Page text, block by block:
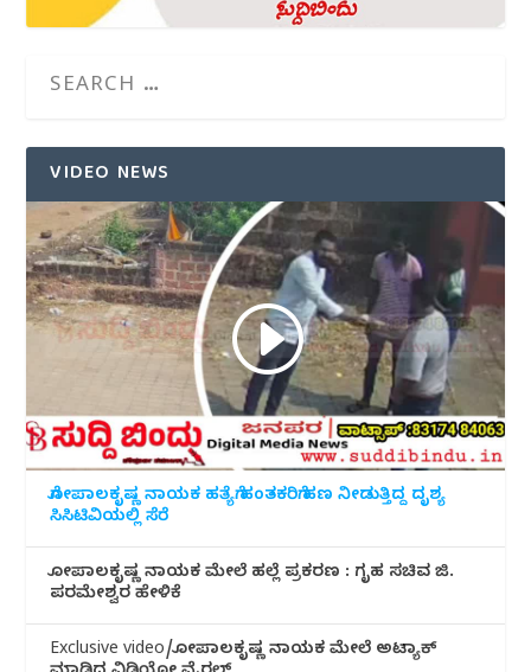
VIDEO NEWS
ಗೋಪಾಲಕೃಷ್ಣ ನಾಯಕ ಹತ್ಯೆಗೆ ಹಂತಕರಿಗೆ ಹಣ ನೀಡುತ್ತಿದ್ದ ದೃಶ್ಯ
ಸಿಸಿಟಿವಿಯಲ್ಲಿ ಸೆರೆ
ಗೋಪಾಲಕೃಷ್ಣ ನಾಯಕ ಮೇಲೆ ಹಲ್ಲೆ ಪ್ರಕರಣ : ಗೃಹ ಸಚಿವ ಜಿ.
ಪರಮೇಶ್ವರ ಹೇಳಿಕೆ
Exclusive video/ಗೋಪಾಲಕೃಷ್ಣ ನಾಯಕ ಮೇಲೆ ಅಟ್ಯಾಕ್